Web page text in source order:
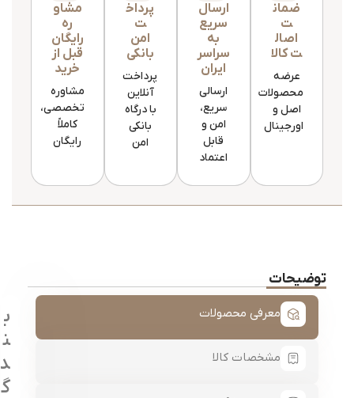
ضمان
ت
اصال
ت کالا
عرضه
محصولات
اصل و
اورجینال
ارسال
سریع
به
سراسر
ایران
ارسالی
سریع،
امن و
قابل
اعتماد
پرداخ
ت
امن
بانکی
پرداخت
آنلاین
با درگاه
بانکی
امن
مشاو
ره
رایگان
قبل از
خرید
مشاوره
تخصصی،
کاملاً
رایگان
توضیحات
معرفی محصولات
مشخصات کالا
ب
ن
گ